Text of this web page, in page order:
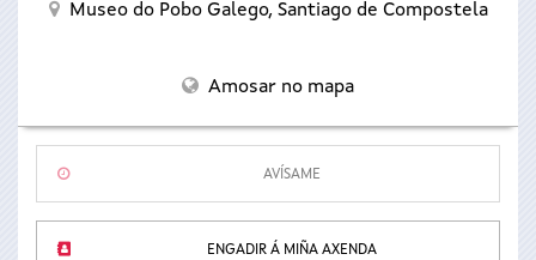
Museo do Pobo Galego, Santiago de Compostela
Amosar no mapa
AVÍSAME
ENGADIR Á MIÑA AXENDA